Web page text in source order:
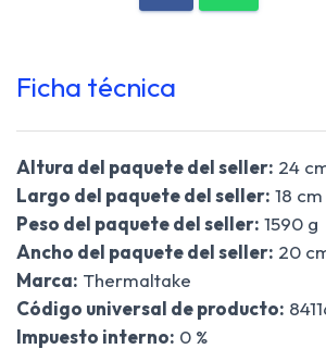
Ficha técnica
Altura del paquete del seller: 24
Largo del paquete del seller: 18 cm
Peso del paquete del seller: 1590 g
Ancho del paquete del seller: 20
Marca: Thermaltake
Código universal de producto:
Impuesto interno: 0 %